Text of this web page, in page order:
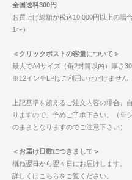
全国送料300円
お買上げ総額が税込10,000円以上の場
1〜）
＜クリックポストの容量について＞
最大でA4サイズ（角2封筒以内）厚さ
※12インチLPはご利用いただけません
上記基準を超えるご注文内容の場合、
りますので、予めご了承下さい。（※
のままとなりますのでご注意下さい）
＜お届け日数につきまして＞
概ね翌日から翌々日にお届けします。
詳しくはこちらをご覧ください。